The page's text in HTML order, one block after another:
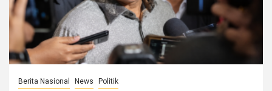
Berita Nasional News Politik